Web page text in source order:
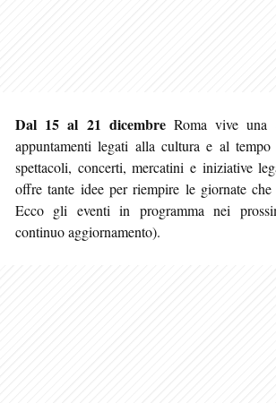
Dal 15 al 21 dicembreRoma vive una
appuntamenti legati alla cultura e al
spettacoli, concerti, mercatini e iniziative
offre tante idee per riempire le giornate che
Ecco gli eventi in programma nei
continuo aggiornamento).